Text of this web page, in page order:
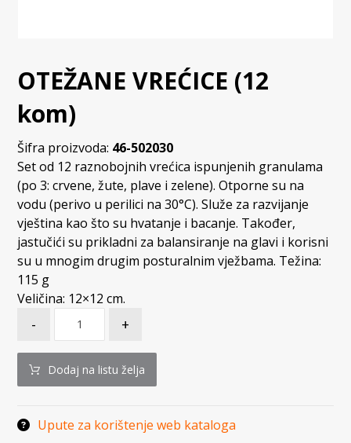
OTEŽANE VREĆICE (12
kom)
Šifra proizvoda: 46-502030
Set od 12 raznobojnih vrećica ispunjenih granulama
(po 3: crvene, žute, plave i zelene). Otporne su na
vodu (perivo u perilici na 30°C). Služe za razvijanje
vještina kao što su hvatanje i bacanje. Također,
jastučići su prikladni za balansiranje na glavi i korisni
su u mnogim drugim posturalnim vježbama. Težina:
115 g
Veličina: 12×12 cm.
- +
Dodaj na listu želja
Upute za korištenje web kataloga